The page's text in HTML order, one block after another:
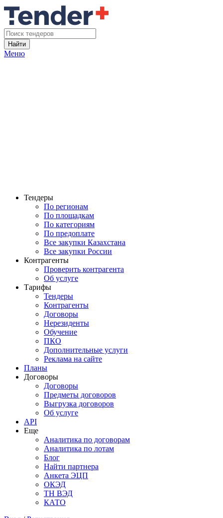
Найти
Меню
Тендеры
По регионам
По площадкам
По категориям
По предоплате
Все закупки Казахстана
Все закупки России
Контрагенты
Проверить контрагента
Об услуге
Тарифы
Тендеры
Контрагенты
Договоры
Нерезиденты
Обучение
ПКО
Дополнительные услуги
Реклама на сайте
Планы
Договоры
Договоры
Предметы договоров
Выгрузка договоров
Об услуге
API
Еще
Аналитика по договорам
Аналитика по лотам
Блог
Найти партнера
Анкета ЭЦП
ОКЭД
ТН ВЭД
КАТО